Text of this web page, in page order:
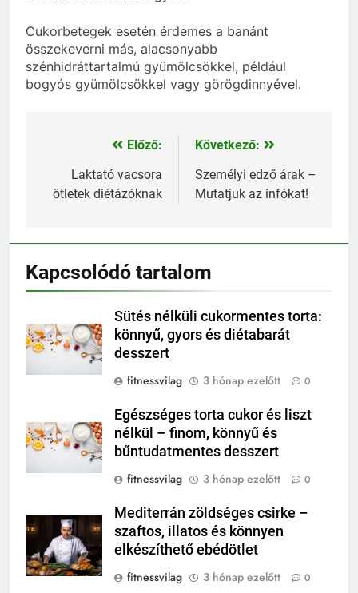
Cukorbetegek esetén érdemes a banánt
összekeverni más, alacsonyabb
szénhidráttartalmú gyümölcsökkel, például
bogyós gyümölcsökkel vagy görögdinnyével.
Bejegyzés
navigáció
Előző:
Laktató vacsora
ötletek diétázóknak
Következő:
Személyi edző árak –
Mutatjuk az infókat!
Kapcsolódó tartalom
Sütés nélküli cukormentes torta:
könnyű, gyors és diétabarát
desszert
fitnessvilag
3 hónap ezelőtt 0
Egészséges torta cukor és liszt
nélkül – finom, könnyű és
bűntudatmentes desszert
fitnessvilag
3 hónap ezelőtt 0
Mediterrán zöldséges csirke –
szaftos, illatos és könnyen
elkészíthető ebédötlet
fitnessvilag
3 hónap ezelőtt 0